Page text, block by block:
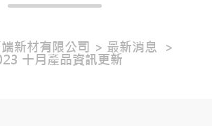
新材有限公司 最新消息
十月產品資訊更新